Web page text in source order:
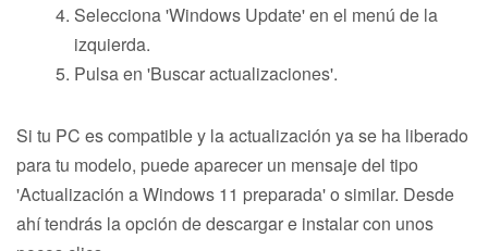
Selecciona 'Windows Update' en el menú de la
izquierda.
Pulsa en 'Buscar actualizaciones'.
Si tu PC es compatible y la actualización ya se ha liberado
para tu modelo, puede aparecer un mensaje del tipo
'Actualización a Windows 11 preparada' o similar. Desde
ahí tendrás la opción de descargar e instalar con unos